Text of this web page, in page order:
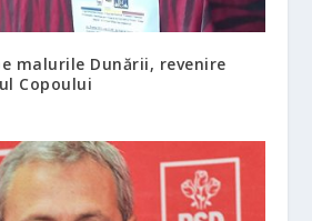
malurile Dunării, revenire
Copoului